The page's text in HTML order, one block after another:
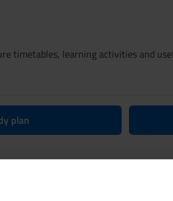
timetables, learning activities and
plan